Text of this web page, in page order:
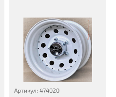
Артикул: 474020